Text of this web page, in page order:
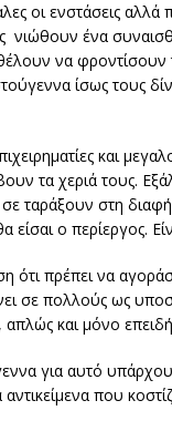
οι ενστάσεις
νιώθουν ένα
να φροντίσουν
ίσως τους
και
τα χεριά τους.
ταράξουν στη
ο περίεργος.
ότι πρέπει να
σε πολλούς ως
και μόνο
για αυτό
που